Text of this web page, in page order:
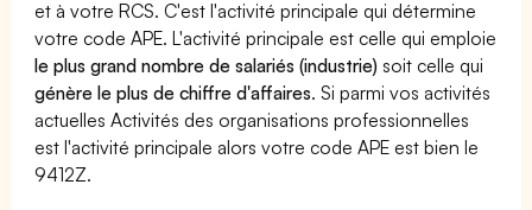
et à votre RCS. C'est l'activité principale qui détermine
votre code APE. L'activité principale est celle qui emploie
le plus grand nombre de salariés (industrie) soit celle qui
génère le plus de chiffre d'affaires. Si parmi vos activités
actuelles Activités des organisations professionnelles
est l'activité principale alors votre code APE est bien le
9412Z.